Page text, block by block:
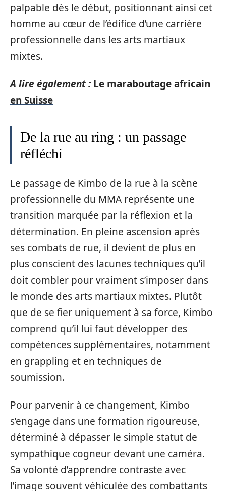
palpable dès le début, positionnant ainsi cet
homme au cœur de l’édifice d’une carrière
professionnelle dans les arts martiaux
mixtes.
A lire également : Le maraboutage africain
en Suisse
De la rue au ring : un passage
réfléchi
Le passage de Kimbo de la rue à la scène
professionnelle du MMA représente une
transition marquée par la réflexion et la
détermination. En pleine ascension après
ses combats de rue, il devient de plus en
plus conscient des lacunes techniques qu’il
doit combler pour vraiment s’imposer dans
le monde des arts martiaux mixtes. Plutôt
que de se fier uniquement à sa force, Kimbo
comprend qu’il lui faut développer des
compétences supplémentaires, notamment
en grappling et en techniques de
soumission.
Pour parvenir à ce changement, Kimbo
s’engage dans une formation rigoureuse,
déterminé à dépasser le simple statut de
sympathique cogneur devant une caméra.
Sa volonté d’apprendre contraste avec
l’image souvent véhiculée des combattants